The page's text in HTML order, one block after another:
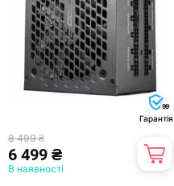
99
Гарантія
8 499 ₴
6 499 ₴
В наявності